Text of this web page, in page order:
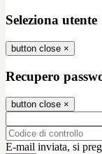
Seleziona utente
button close ×
Recupero
button close ×
E-mail inviata, si